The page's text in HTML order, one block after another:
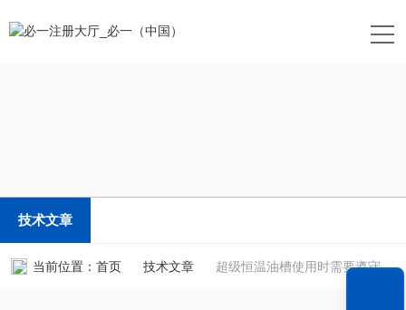
技术文章
当前位置： 首页 技术文章 超级恒温油槽使用时需要遵守的规范